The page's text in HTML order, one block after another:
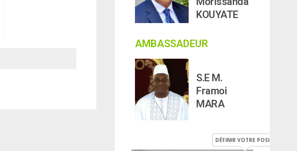
KOUYATE
AMBASSADEUR
S.E M.
Framoi
MARA
DÉFINIR VOTRE POSITION